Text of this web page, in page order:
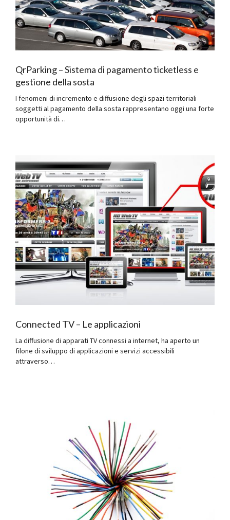
QrParking – Sistema di pagamento ticketless e
gestione della sosta
I fenomeni di incremento e diffusione degli spazi territoriali
soggetti al pagamento della sosta rappresentano oggi una forte
opportunità di…
Connected TV – Le applicazioni
La diffusione di apparati TV connessi a internet, ha aperto un
filone di sviluppo di applicazioni e servizi accessibili
attraverso…